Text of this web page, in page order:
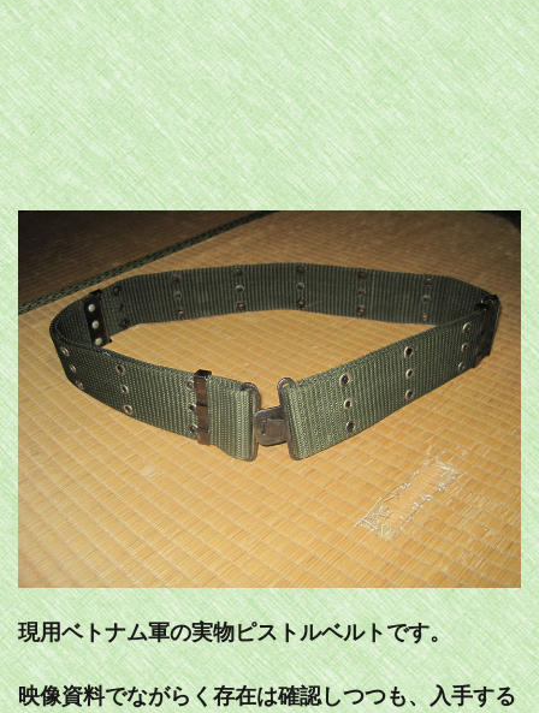
現用ベトナム軍の実物ピストルベルトです。
映像資料でながらく存在は確認しつつも、入手する